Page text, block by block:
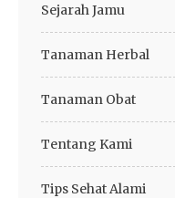
Sejarah Jamu
Tanaman Herbal
Tanaman Obat
Tentang Kami
Tips Sehat Alami